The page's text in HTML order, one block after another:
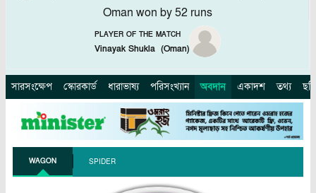
Oman won by 52 runs
PLAYER OF THE MATCH
Vinayak Shukla (Oman)
সারসংক্ষেপ স্কোরকার্ড ধারাভাষ্য পরিসংখ্যান অবদান একাদশ তথ্য
WAGON SPIDER